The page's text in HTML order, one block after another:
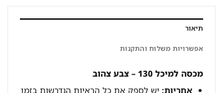
תיאור
אפשרויות משלוח והתקנות
מכסה למיכל 130 – צבע צהוב
אחריות:יש לספק את כל הראיות הנדרשות בזמן